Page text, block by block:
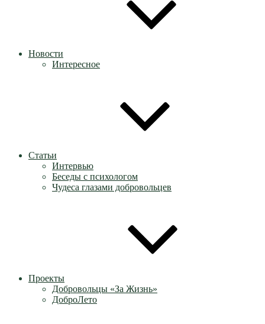
Новости
Интересное
Статьи
Интервью
Беседы с психологом
Чудеса глазами добровольцев
Проекты
Добровольцы «За Жизнь»
ДоброЛето